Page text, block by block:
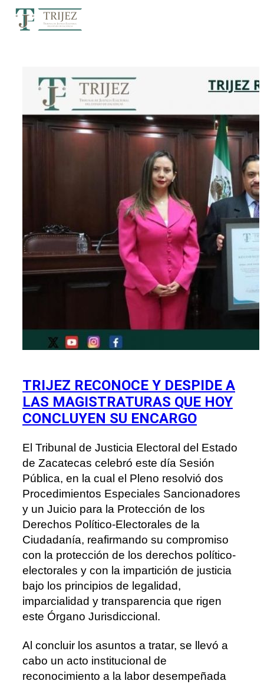
TRIJEZ RECONOCE Y DESPIDE A
LAS MAGISTRATURAS QUE HOY
CONCLUYEN SU ENCARGO
El Tribunal de Justicia Electoral del Estado
de Zacatecas celebró este día Sesión
Pública, en la cual el Pleno resolvió dos
Procedimientos Especiales Sancionadores
y un Juicio para la Protección de los
Derechos Político-Electorales de la
Ciudadanía, reafirmando su compromiso
con la protección de los derechos político-
electorales y con la impartición de justicia
bajo los principios de legalidad,
imparcialidad y transparencia que rigen
este Órgano Jurisdiccional.
Al concluir los asuntos a tratar, se llevó a
cabo un acto institucional de
reconocimiento a la labor desempeñada